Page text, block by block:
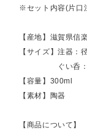
※セット内容(片口
【産地】滋賀県信
【サイズ】注器：
ぐい呑：直
【容量】300ml
【素材】陶器
【商品について】